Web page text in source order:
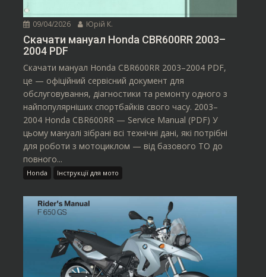
09/04/2026 Юрій К.
Скачати мануал Honda CBR600RR 2003–
2004 PDF
Скачати мануал Honda CBR600RR 2003–2004 PDF,
це — офіційний сервісний документ для
обслуговування, діагностики та ремонту одного з
найпопулярніших спортбайків свого часу. 2003–
2004 Honda CBR600RR — Service Manual (PDF) У
цьому мануалі зібрані всі технічні дані, які потрібні
для роботи з мотоциклом — від базового ТО до
повного...
Honda Інструкції для мото